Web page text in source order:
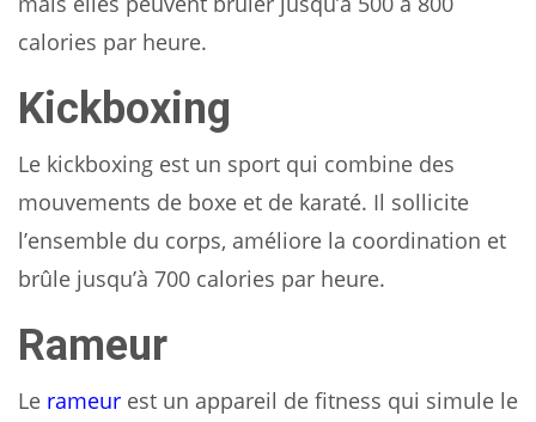
calories par heure.
Kickboxing
Le kickboxing est un sport qui combine des
mouvements de boxe et de karaté. Il sollicite
l’ensemble du corps, améliore la coordination et
brûle jusqu’à 700 calories par heure.
Rameur
Le rameur est un appareil de fitness qui simule le